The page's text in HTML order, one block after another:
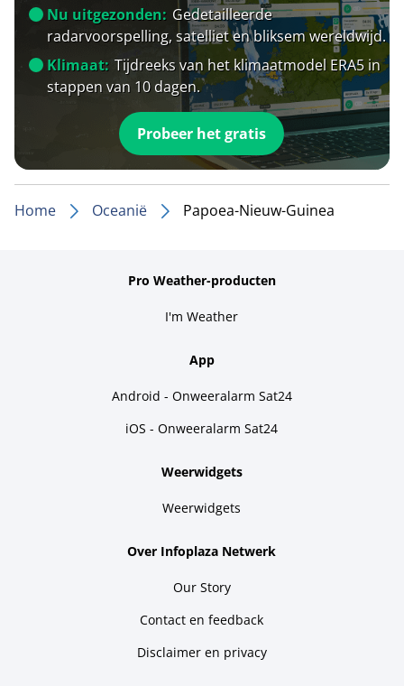
Nu uitgezonden: Gedetailleerde
radarvoorspelling, satelliet en bliksem wereldwijd.
Klimaat: Tijdreeks van het klimaatmodel ERA5 in
stappen van 10 dagen.
Probeer het gratis
Home Oceanië Papoea-Nieuw-Guinea
Pro Weather-producten
I'm Weather
App
Android - Onweeralarm Sat24
iOS - Onweeralarm Sat24
Weerwidgets
Weerwidgets
Over Infoplaza Netwerk
Our Story
Contact en feedback
Disclaimer en privacy